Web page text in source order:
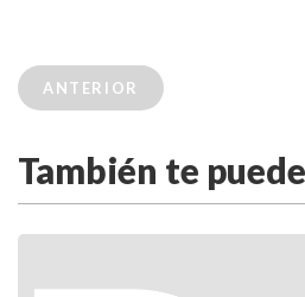
ANTERIOR
También te